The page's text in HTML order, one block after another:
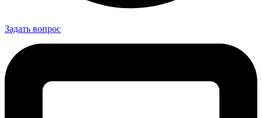
Задать вопрос